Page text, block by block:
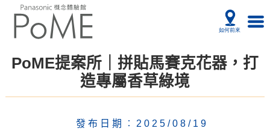
PoME提案所｜拼貼馬賽克花器，打
造專屬香草綠境
發布日期︰2025/08/19